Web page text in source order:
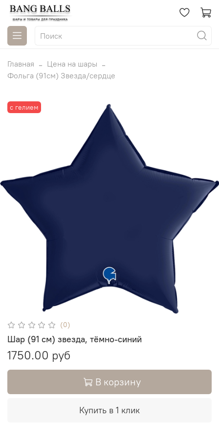
Главная
Цена на шары
Фольга (91см) Звезда/сердце
с гелием
(0)
Шар (91 см) звезда, тёмно-синий
1750.00 руб
В корзину
Купить в 1 клик